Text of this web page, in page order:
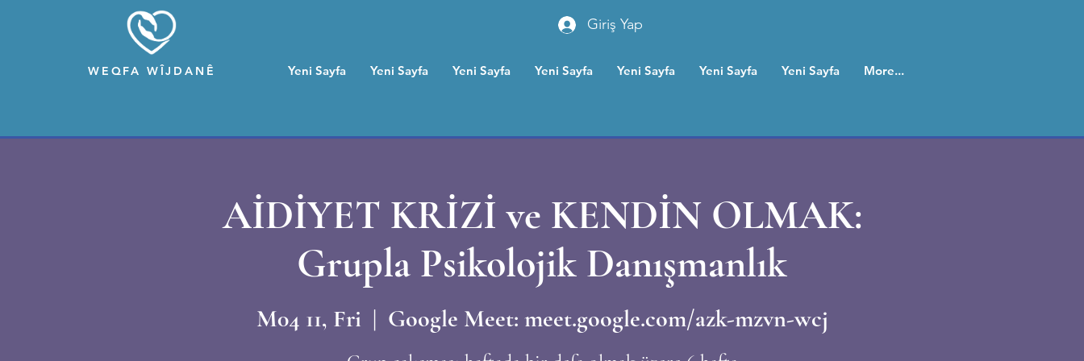
WEQFA WÎJDANÊ
Giriş Yap
Yeni Sayfa Yeni Sayfa Yeni Sayfa Yeni Sayfa Yeni Sayfa Yeni Sayfa Yeni Sayfa More...
AİDİYET KRİZİ ve KENDİN OLMAK:
Grupla Psikolojik Danışmanlık
M04 11, Fri
  |
Google Meet: meet.google.com/azk-mzvn-wcj